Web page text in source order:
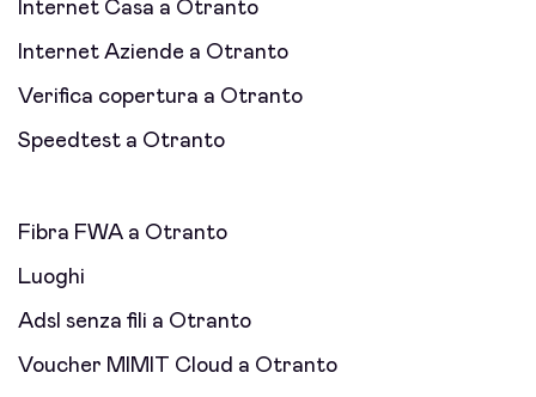
Internet Casa a Otranto
Internet Aziende a Otranto
Verifica copertura a Otranto
Speedtest a Otranto
Fibra FWA a Otranto
Luoghi
Adsl senza fili a Otranto
Voucher MIMIT Cloud a Otranto